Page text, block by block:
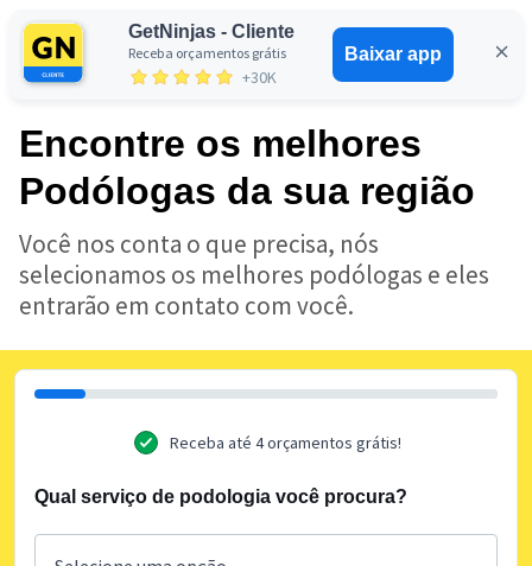
GetNinjas - Cliente
Receba orçamentos grátis
+30K
Baixar app
Entrar
Encontre os melhores
Podólogas da sua região
Você nos conta o que precisa, nós
selecionamos os melhores podólogas e eles
entrarão em contato com você.
Receba até 4 orçamentos grátis!
Qual serviço de podologia você procura?